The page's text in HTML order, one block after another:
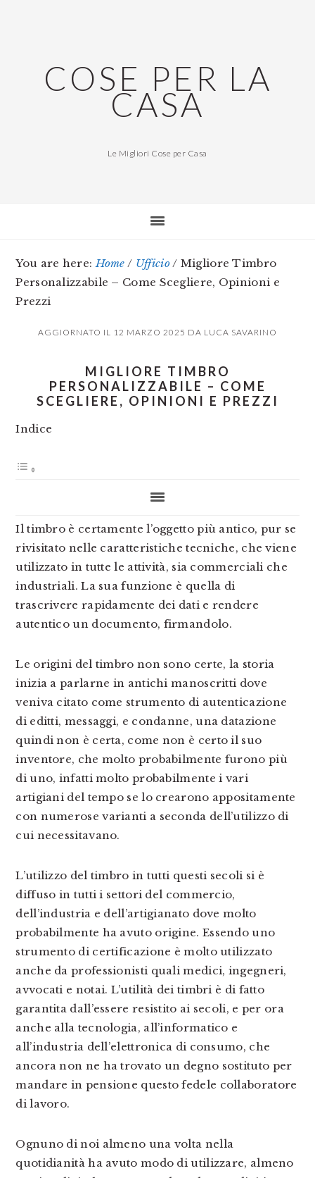
COSE PER LA
CASA
Le Migliori Cose per Casa
You are here:Home / Ufficio/ Migliore Timbro
Personalizzabile – Come Scegliere, Opinioni e
Prezzi
AGGIORNATO IL 12 MARZO 2025 DA LUCA SAVARINO
MIGLIORE TIMBRO
PERSONALIZZABILE – COME
SCEGLIERE, OPINIONI E PREZZI
Indice
Il timbro è certamente l’oggetto più antico, pur se
rivisitato nelle caratteristiche tecniche, che viene
utilizzato in tutte le attività, sia commerciali che
industriali. La sua funzione è quella di
trascrivere rapidamente dei dati e rendere
autentico un documento, firmandolo.
Le origini del timbro non sono certe, la storia
inizia a parlarne in antichi manoscritti dove
veniva citato come strumento di autenticazione
di editti, messaggi, e condanne, una datazione
quindi non è certa, come non è certo il suo
inventore, che molto probabilmente furono più
di uno, infatti molto probabilmente i vari
artigiani del tempo se lo crearono appositamente
con numerose varianti a seconda dell’utilizzo di
cui necessitavano.
L’utilizzo del timbro in tutti questi secoli si è
diffuso in tutti i settori del commercio,
dell’industria e dell’artigianato dove molto
probabilmente ha avuto origine. Essendo uno
strumento di certificazione è molto utilizzato
anche da professionisti quali medici, ingegneri,
avvocati e notai. L’utilità dei timbri è di fatto
garantita dall’essere resistito ai secoli, e per ora
anche alla tecnologia, all’informatico e
all’industria dell’elettronica di consumo, che
ancora non ne ha trovato un degno sostituto per
mandare in pensione questo fedele collaboratore
di lavoro.
Ognuno di noi almeno una volta nella
quotidianità ha avuto modo di utilizzare, almeno